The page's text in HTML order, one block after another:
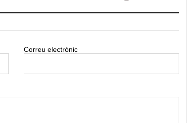
Correu electrònic